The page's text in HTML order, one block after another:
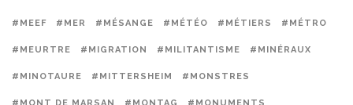
#MEEF #MER #MÉSANGE #MÉTÉO #MÉTIERS #MÉTRO
#MEURTRE #MIGRATION #MILITANTISME #MINÉRAUX
#MINOTAURE #MITTERSHEIM #MONSTRES